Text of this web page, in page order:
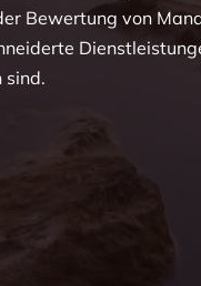
Bewertung von
sind.